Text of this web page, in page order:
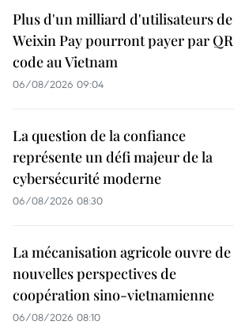
Plus d'un milliard d'utilisateurs de
Weixin Pay pourront payer par QR
code au Vietnam
06/08/2026 09:04
La question de la confiance
représente un défi majeur de la
cybersécurité moderne
06/08/2026 08:30
La mécanisation agricole ouvre de
nouvelles perspectives de
coopération sino-vietnamienne
06/08/2026 08:10